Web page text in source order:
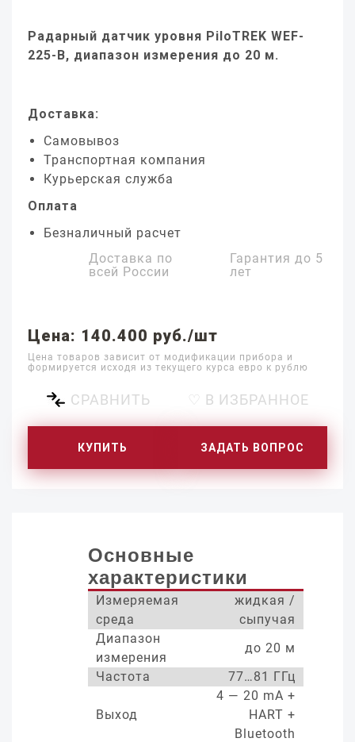
Радарный датчик уровня PiloTREK WEF-
225-B, диапазон измерения до 20 м.
Доставка:
Самовывоз
Транспортная компания
Курьерская служба
Оплата
Безналичный расчет
Доставка по
всей России
Гарантия до 5
лет
Цена: 140.400 руб./шт
Цена товаров зависит от модификации прибора и
формируется исходя из текущего курса евро к рублю
СРАВНИТЬ ♡ В ИЗБРАННОЕ
КУПИТЬ ЗАДАТЬ ВОПРОС
Основные
характеристики
Измеряемая
среда
жидкая /
сыпучая
Диапазон
измерения
до 20 м
Частота
77…81 ГГц
Выход
4 — 20 mA +
HART +
Bluetooth